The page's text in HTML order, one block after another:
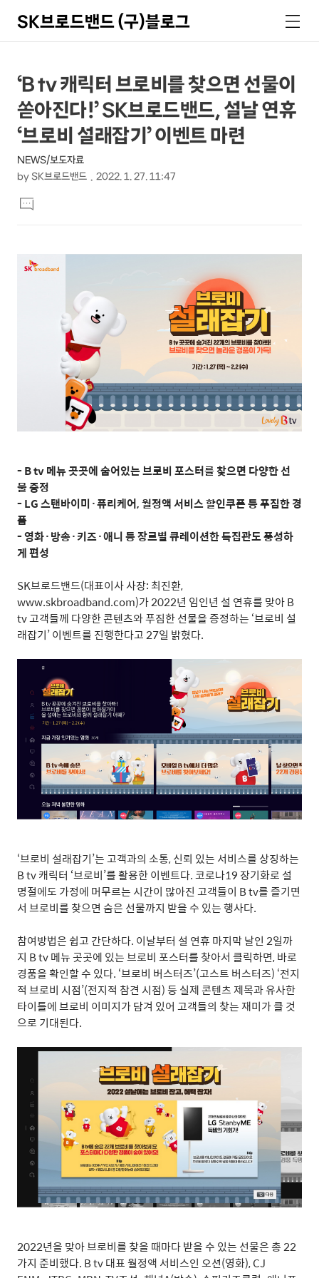
SK브로드밴드 (구)블로그
색
메
뉴
상
세
컨
텐
츠
본
문
제
목
‘B tv 캐릭터 브로비를 찾으면 선물이
쏟아진다!’ SK브로드밴드, 설날 연휴
‘브로비 설래잡기’ 이벤트 마련
NEWS/보도자료
by SK브로드밴드 2022. 1. 27. 11:47
문
댓
글
- B tv 메뉴 곳곳에 숨어있는 브로비 포스터를 찾으면 다양한 선
물 증정
- LG 스탠바이미·퓨리케어, 월정액 서비스 할인쿠폰 등 푸짐한 경
품
- 영화·방송·키즈·애니 등 장르별 큐레이션한 특집관도 풍성하
게 편성
SK브로드밴드(대표이사 사장: 최진환,
www.skbroadband.com)가2022년 임인년 설 연휴를 맞아B
tv고객들께 다양한 콘텐츠와 푸짐한 선물을 증정하는 ‘브로비 설
래잡기’이벤트를 진행한다고27일 밝혔다.
‘브로비 설래잡기’는 고객과의 소통,신뢰 있는 서비스를 상징하는
B tv캐릭터 ‘브로비’를 활용한 이벤트다.코로나19 장기화로 설
명절에도 가정에 머무르는 시간이 많아진 고객들이 B tv를 즐기면
서 브로비를 찾으면 숨은 선물까지 받을 수 있는 행사다.
참여방법은 쉽고 간단하다. 이날부터 설 연휴 마지막 날인 2일까
지 B tv메뉴 곳곳에 있는 브로비 포스터를 찾아서 클릭하면,바로
경품을 확인할 수 있다. ‘브로비 버스터즈’(고스트 버스터즈) ‘전지
적 브로비 시점’(전지적 참견 시점)등 실제 콘텐츠 제목과 유사한
타이틀에 브로비 이미지가 담겨 있어 고객들의 찾는 재미가 클 것
으로 기대된다.
2022년을 맞아 브로비를 찾을 때마다 받을 수 있는 선물은 총22
가지 준비했다. B tv대표 월정액 서비스인 오션(영화), CJ